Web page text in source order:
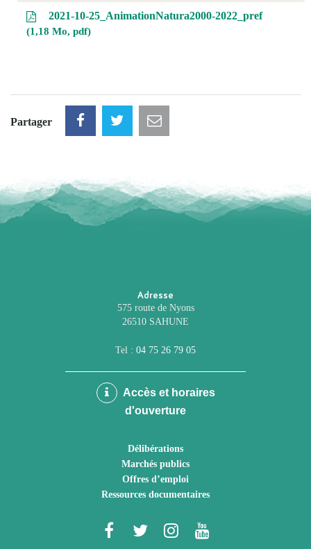
2021-10-25_AnimationNatura2000-2022_pref
1,18 Mo, pdf
Partager
Adresse
575 route de Nyons
26510 SAHUNE
Tel : 04 75 26 79 05
Accès et horaires
d'ouverture
Délibérations
Marchés publics
Offres d’emploi
Ressources documentaires
Lien
Lien
Lien